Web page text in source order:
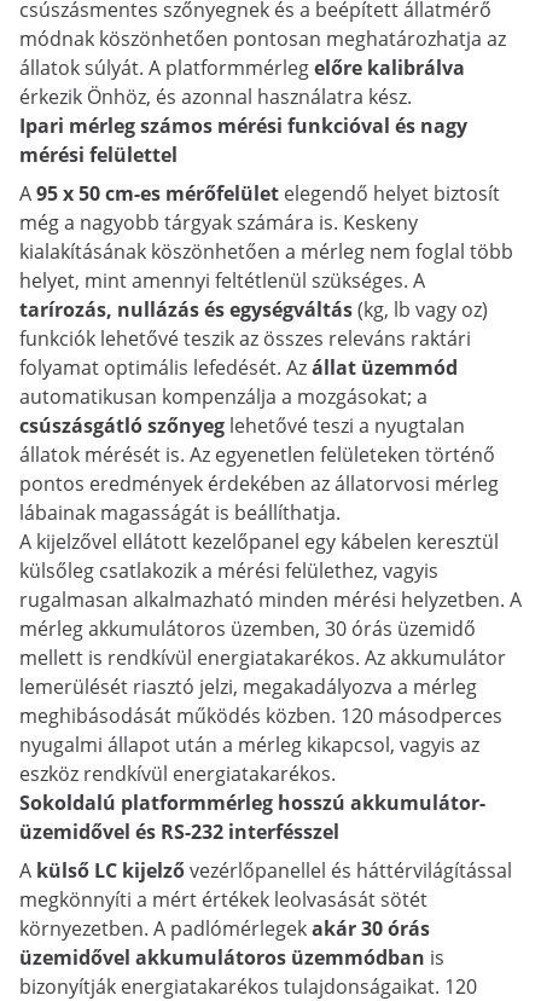
csúszásmentes szőnyegnek és a beépített állatmérő
módnak köszönhetően pontosan meghatározhatja az
állatok súlyát. A platformmérlegelőre kalibrálva
érkezik Önhöz, és azonnal használatra kész.
Ipari mérleg számos mérési funkcióval és nagy
mérési felülettel
A95 x 50 cm-es mérőfelület elegendő helyet biztosít
még a nagyobb tárgyak számára is. Keskeny
kialakításának köszönhetően a mérleg nem foglal több
helyet, mint amennyi feltétlenül szükséges. A
tarírozás, nullázás és egységváltás(kg, lb vagy oz)
funkciók lehetővé teszik az összes releváns raktári
folyamat optimális lefedését. Azállat üzemmód
automatikusan kompenzálja a mozgásokat; a
csúszásgátló szőnyeg lehetővé teszi a nyugtalan
állatok mérését is. Az egyenetlen felületeken történő
pontos eredmények érdekében az állatorvosi mérleg
lábainak magasságát is beállíthatja.
A kijelzővel ellátott kezelőpanel egy kábelen keresztül
külsőleg csatlakozik a mérési felülethez, vagyis
rugalmasan alkalmazható minden mérési helyzetben. A
mérleg akkumulátoros üzemben, 30 órás üzemidő
mellett is rendkívül energiatakarékos. Az akkumulátor
lemerülését riasztó jelzi, megakadályozva a mérleg
meghibásodását működés közben. 120 másodperces
nyugalmi állapot után a mérleg kikapcsol, vagyis az
eszköz rendkívül energiatakarékos.
Sokoldalú platformmérleg hosszú akkumulátor-
üzemidővel és RS-232 interfésszel
A külső LC kijelzővezérlőpanellel és háttérvilágítással
megkönnyíti a mért értékek leolvasását sötét
környezetben. A padlómérlegekakár 30 órás
üzemidővel akkumulátoros üzemmódban is
bizonyítják energiatakarékos tulajdonságaikat. 120